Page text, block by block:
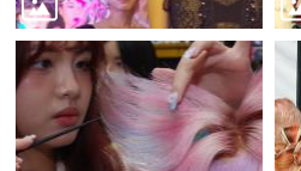
務
公
及
商